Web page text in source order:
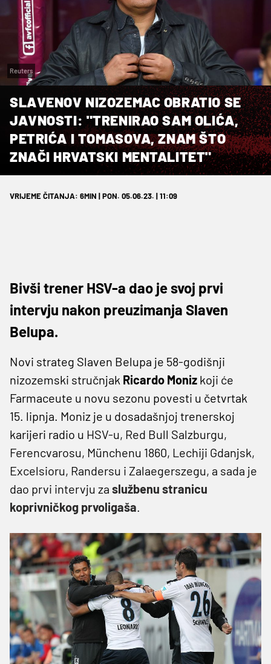
Reuters
SLAVENOV NIZOZEMAC OBRATIO SE
JAVNOSTI: "TRENIRAO SAM OLIĆA,
PETRIĆA I TOMASOVA, ZNAM ŠTO
ZNAČI HRVATSKI MENTALITET"
VRIJEME ČITANJA: 6MIN | PON. 05.06.23. | 11:09
Bivši trener HSV-a dao je svoj prvi
intervju nakon preuzimanja Slaven
Belupa.
Novi strateg Slaven Belupa je 58-godišnji
nizozemski stručnjak Ricardo Moniz koji će
Farmaceute u novu sezonu povesti u četvrtak
15. lipnja. Moniz je u dosadašnjoj trenerskoj
karijeri radio u HSV-u, Red Bull Salzburgu,
Ferencvarosu, Münchenu 1860, Lechiji Gdanjsk,
Excelsioru, Randersu i Zalaegerszegu, a sada je
dao prvi intervju za službenu stranicu
koprivničkog prvoligaša.